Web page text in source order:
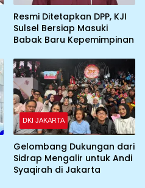
Resmi Ditetapkan DPP, KJI
Sulsel Bersiap Masuki
Babak Baru Kepemimpinan
DKI JAKARTA
Gelombang Dukungan dari
Sidrap Mengalir untuk Andi
Syaqirah di Jakarta